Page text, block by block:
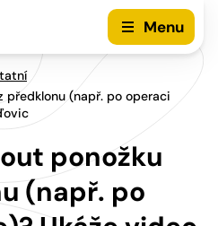
Menu
předklonu (např. po operaci
ponožku
(např. po